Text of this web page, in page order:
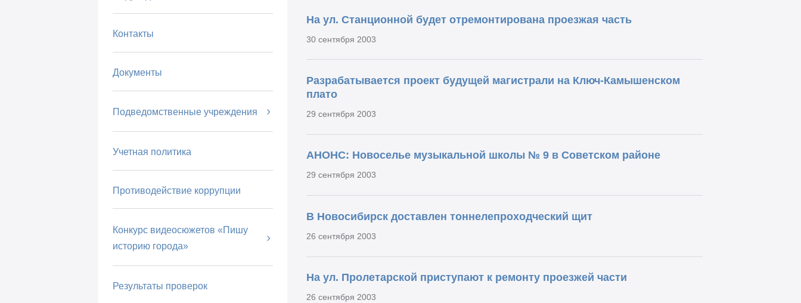
Контакты
Документы
Подведомственные учреждения
Учетная политика
Противодействие коррупции
Конкурс видеосюжетов «Пишу
историю города»
Результаты проверок
На ул. Станционной будет отремонтирована проезжая часть
30 сентября 2003
Разрабатывается проект будущей магистрали на Ключ-Камышенском
плато
29 сентября 2003
АНОНС: Новоселье музыкальной школы № 9 в Советском районе
29 сентября 2003
В Новосибирск доставлен тоннелепроходческий щит
26 сентября 2003
На ул. Пролетарской приступают к ремонту проезжей части
26 сентября 2003